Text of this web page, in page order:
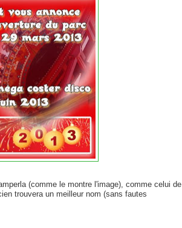
(comme le montre l'image), comme celui de
trouvera un meilleur nom (sans fautes